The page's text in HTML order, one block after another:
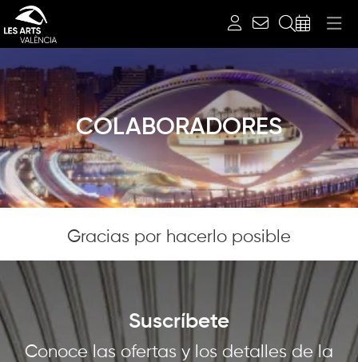
COLABORADORES
Gracias por hacerlo posible
Suscríbete
Conoce las ofertas y los detalles de la